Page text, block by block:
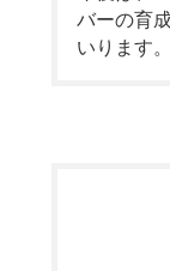
バーの育
いります。